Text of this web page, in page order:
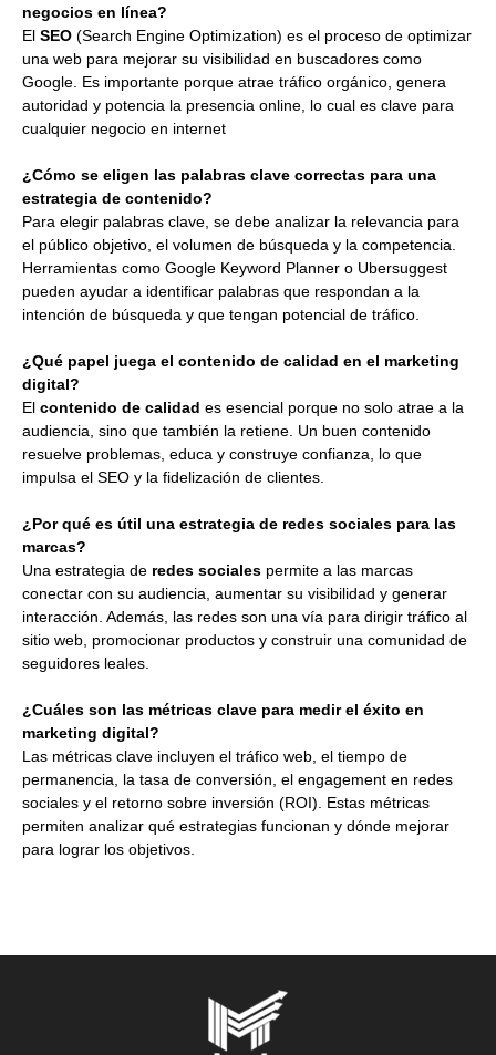
negocios en línea?
El SEO (Search Engine Optimization) es el proceso de optimizar
una web para mejorar su visibilidad en buscadores como
Google. Es importante porque atrae tráfico orgánico, genera
autoridad y potencia la presencia online, lo cual es clave para
cualquier negocio en internet
¿Cómo se eligen las palabras clave correctas para una
estrategia de contenido?
Para elegir palabras clave, se debe analizar la relevancia para
el público objetivo, el volumen de búsqueda y la competencia.
Herramientas como Google Keyword Planner o Ubersuggest
pueden ayudar a identificar palabras que respondan a la
intención de búsqueda y que tengan potencial de tráfico.
¿Qué papel juega el contenido de calidad en el marketing
digital?
El contenido de calidad es esencial porque no solo atrae a la
audiencia, sino que también la retiene. Un buen contenido
resuelve problemas, educa y construye confianza, lo que
impulsa el SEO y la fidelización de clientes.
¿Por qué es útil una estrategia de redes sociales para las
marcas?
Una estrategia de redes sociales permite a las marcas
conectar con su audiencia, aumentar su visibilidad y generar
interacción. Además, las redes son una vía para dirigir tráfico al
sitio web, promocionar productos y construir una comunidad de
seguidores leales.
¿Cuáles son las métricas clave para medir el éxito en
marketing digital?
Las métricas clave incluyen el tráfico web, el tiempo de
permanencia, la tasa de conversión, el engagement en redes
sociales y el retorno sobre inversión (ROI). Estas métricas
permiten analizar qué estrategias funcionan y dónde mejorar
para lograr los objetivos.